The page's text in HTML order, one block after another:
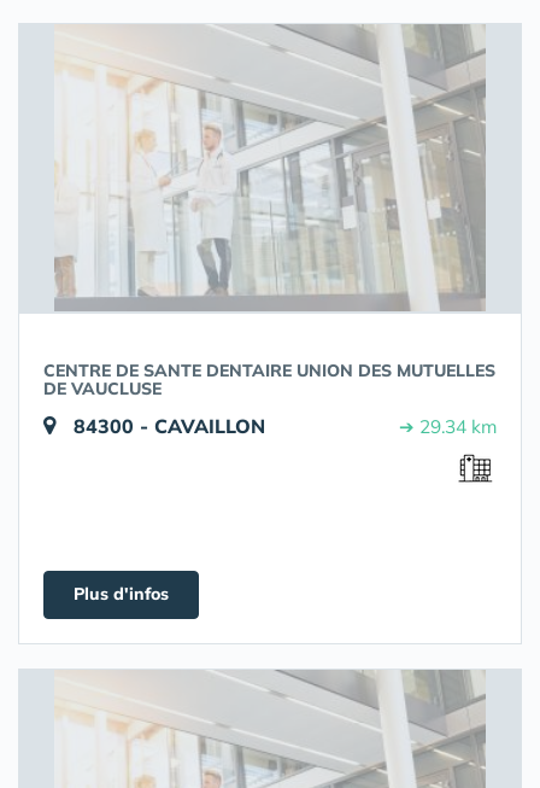
CENTRE DE SANTE DENTAIRE UNION DES MUTUELLES
DE VAUCLUSE
84300 - CAVAILLON ➔ 29.34 km
Plus d'infos